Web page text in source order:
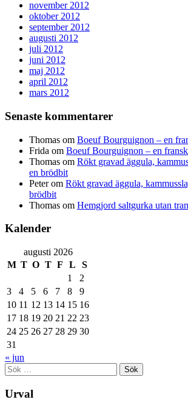
november 2012
oktober 2012
september 2012
augusti 2012
juli 2012
juni 2012
maj 2012
april 2012
mars 2012
Senaste kommentarer
Thomas om Boeuf Bourguignon – en
Frida om Boeuf Bourguignon – en
Thomas om Rökt gravad äggula,
en brödbit
Peterom Rökt gravad äggula,
brödbit
Thomas om Hemgjord saltgurka utan
Kalender
augusti 2026
M T O T F L
S
1
2
3
4 5 6 7 8
9
10 11 12 13 14 15 16
17 18 19 20 21 22 23
24 25 26 27 28 29 30
31
« jun
Sök
efter:
Urval